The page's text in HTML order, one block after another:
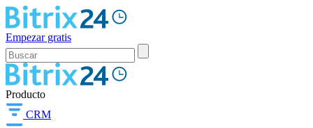
Empezar gratis
Producto
CRM